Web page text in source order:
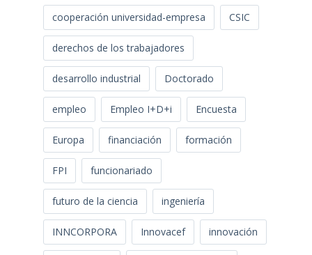
cooperación universidad-empresa CSIC
derechos de los trabajadores
desarrollo industrial Doctorado
empleo Empleo I+D+i Encuesta
Europa financiación formación
FPI funcionariado
futuro de la ciencia ingeniería
INNCORPORA Innovacef innovación